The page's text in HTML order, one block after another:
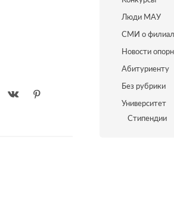
Люди МАУ
СМИ о
Новости
Абитуриенту
Без рубрики
Университет
Стипендии